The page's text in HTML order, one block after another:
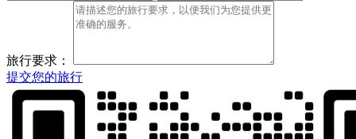
旅行要求：
提交您的旅行